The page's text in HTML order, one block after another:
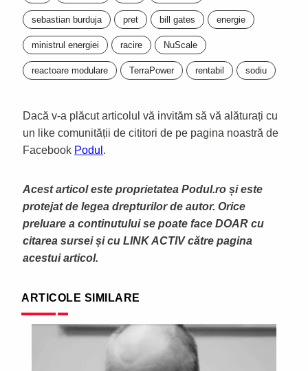
sebastian burduja pret bill gates energie
ministrul energiei racire NuScale
reactoare modulare TerraPower rentabil sodiu
Dacă v-a plăcut articolul vă invităm să vă alăturați cu
un like comunității de cititori de pe pagina noastră de
Facebook Podul .
Acest articol este proprietatea Podul.ro și este
protejat de legea drepturilor de autor. Orice
preluare a continutului se poate face DOAR cu
citarea sursei și cu LINK ACTIV către pagina
acestui articol.
ARTICOLE SIMILARE